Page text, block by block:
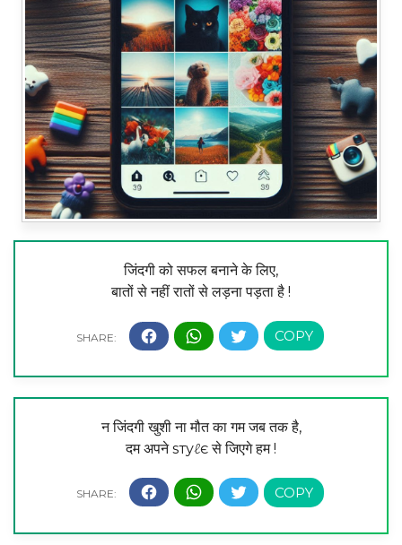
जिंदगी को सफल बनाने के लिए,
बातों से नहीं रातों से लड़ना पड़ता है !
न जिंदगी खुशी ना मौत का गम जब तक है,
दम अपने ѕтуℓє से जिएगे हम !